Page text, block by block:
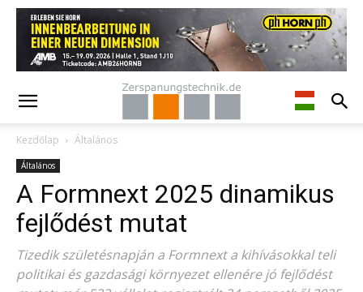
Kezdőlap Általános
Általános
A Formnext 2025 dinamikus
fejlődést mutat
Tizedik születésnapján a Formnext a kihívásokkal teli
politikai és gazdasági környezet ellenére jó fejlődést